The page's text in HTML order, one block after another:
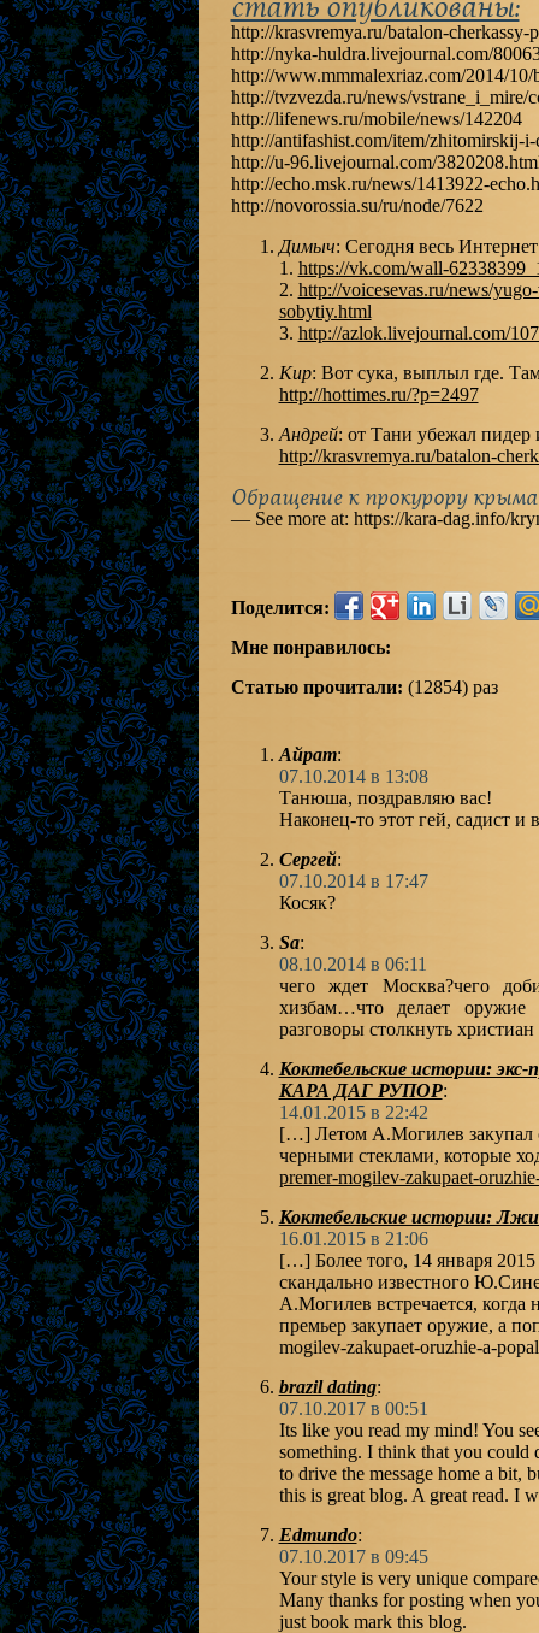
http://krasvremya.ru/batalon-
http://nyka-huldra.livejournal.com/
http://www.mmmalexriaz.com/2014/10/
http://tvzvezda.ru/news/vstrane_i_mire/
http://lifenews.ru/mobile/news/142204
http://antifashist.com/item/zhitomirskij-
http://u-96.livejournal.com/
http://echo.msk.ru/news/1413922-
http://novorossia.su/ru/node/7622
Димыч: Сегодня весь
1. https://vk.com/wall-
2. http://voicesevas.ru/news/
sobytiy.html
3. http://azlok.livejournal.com/
Кир: Вот сука, выплыл где.
http://hottimes.ru/?p=2497
Андрей: от Тани убежал пидер
http://krasvremya.ru/batalon-
Обращение к прокурору
— See more at: https://kara-dag.info/
Поделится:
Мне понравилось:
Статью прочитали: (12854) раз
Айрат:
07.10.2014 в 13:08
Танюша, поздравляю вас!
Наконец-то этот гей, садист и
Сергей:
07.10.2014 в 17:47
Косяк?
Sa:
08.10.2014 в 06:11
чего ждет Москва?чего
хизбам…что делает
разговоры столкнуть
Коктебельские истории:
КАРА ДАГ РУПОР:
14.01.2015 в 22:42
[…] Летом А.Могилев закупал
черными стеклами, которые
premer-mogilev-zakupaet-
Коктебельские истории:
16.01.2015 в 21:06
[…] Более того, 14 января
скандально известного
А.Могилев встречается, когда
премьер закупает оружие, а
mogilev-zakupaet-oruzhie-a-
brazil dating:
07.10.2017 в 00:51
Its like you read my mind! You
something. I think that you could
to drive the message home a bit,
this is great blog. A great read. I
Edmundo:
07.10.2017 в 09:45
Your style is very unique
Many thanks for posting when
just book mark this blog.